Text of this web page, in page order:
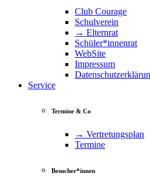
Club Courage
Schulverein
→ Elternrat
Schüler*innenrat
WebSite
Impressum
Service
Termine & Co
→ Vertretungsplan
Termine
Besucher*innen